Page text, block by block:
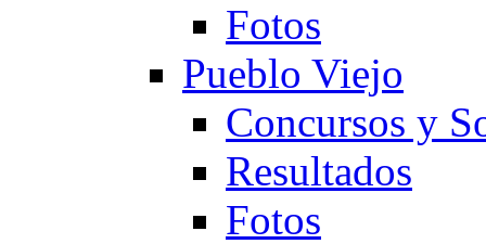
Fotos
Pueblo Viejo
Concursos y
Resultados
Fotos